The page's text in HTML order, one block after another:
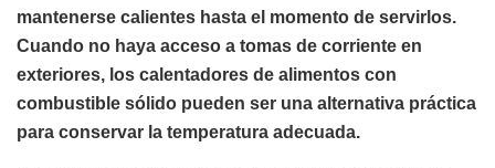
mantenerse calientes hasta el momento de servirlos.
Cuando no haya acceso a tomas de corriente en
exteriores, los calentadores de alimentos con
combustible sólido pueden ser una alternativa práctica
para conservar la temperatura adecuada.